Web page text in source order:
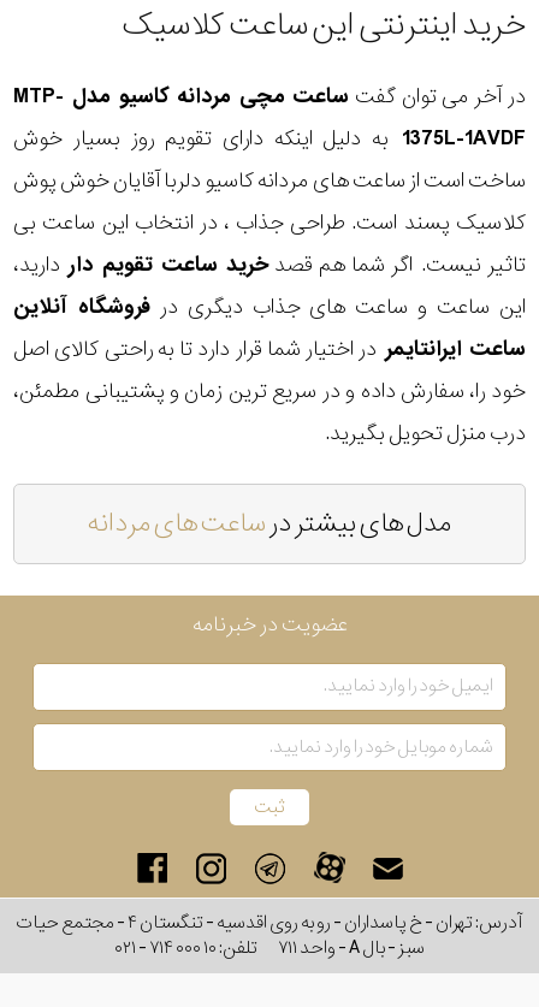
خرید اینترنتی این ساعت کلاسیک
در آخر می توان گفت
ساعت مچی مردانه کاسیو مدل MTP-
1375L-1AVDF به دلیل اینکه دارای تقویم روز بسیار خوش
ساخت است از ساعت های مردانه کاسیو دلربا آقایان خوش پوش
کلاسیک پسند است. طراحی جذاب ، در انتخاب این ساعت بی
تاثیر نیست. اگر شما هم قصدخرید ساعت تقویم دار دارید،
این ساعت و ساعت های جذاب دیگری در فروشگاه آنلاین
ساعت ایرانتایمر در اختیار شما قرار دارد تا به راحتی کالای اصل
خود را، سفارش داده و در سریع ترین زمان و پشتیبانی مطمئن،
درب منزل تحویل بگیرید.
مدل های بیشتر درساعت های مردانه
عضویت در خبرنامه
آدرس: تهران - خ پاسداران - رو به روی اقدسیه - تنگستان ۴ - مجتمع حیات
سبز - بال A - واحد ۷۱۱
تلفن:۰۲۱ - ۷۱۴ ۰۰۰ ۱۰